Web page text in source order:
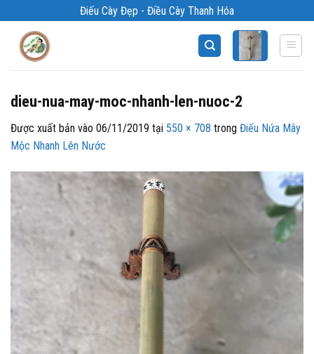
qua
Điếu Cày Đẹp - Điều Cày Thanh Hóa
dieu-nua-may-moc-nhanh-len-nuoc-2
Được xuất bản vào 06/11/2019 tại 550 × 708 trong Điếu Nứa Mây
Mộc Nhanh Lên Nước